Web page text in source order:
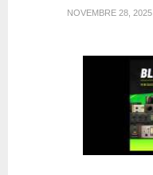
NOVEMBRE 28, 2025